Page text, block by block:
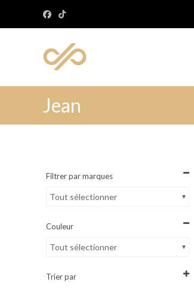
Jean
Filtrer par marques
Tout sélectionner
Couleur
Tout sélectionner
Trier par